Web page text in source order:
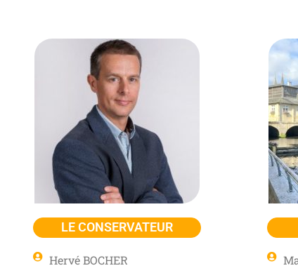
LE CONSERVATEUR
Hervé BOCHER